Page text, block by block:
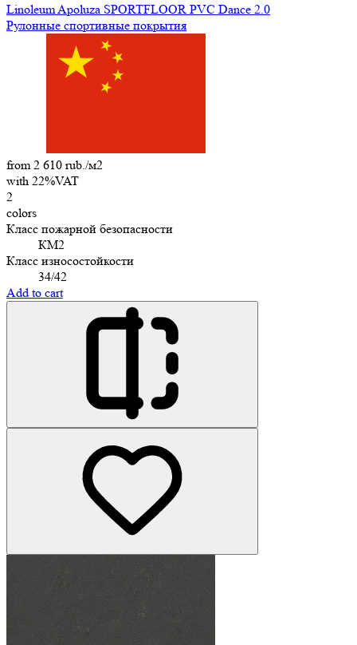
Linoleum Apoluza SPORTFLOOR PVC Dance 2.0
Рулонные спортивные покрытия
from 2 610 rub./м2
with 22%VAT
2
colors
Класс пожарной безопасности
КМ2
Класс износостойкости
34/42
Add to cart